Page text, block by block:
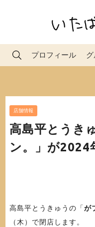
プロフィール グ
店舗情報
高島平とうき
ン。」が2024
高島平とうきゅうの「が
（木）で閉店します。